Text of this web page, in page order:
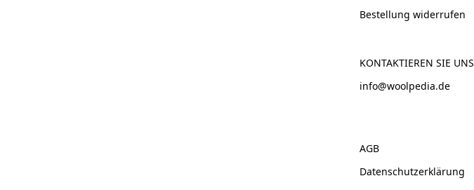
Bestellung widerrufen
KONTAKTIEREN SIE UNS
info@woolpedia.de
AGB
Datenschutzerklärung